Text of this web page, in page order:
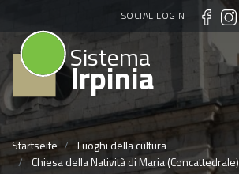
Direkt
zum
SOCIAL LOGIN
Sistema
Irpinia
Startseite
Luoghi della cultura
Chiesa della Natività di Maria (Concattedrale)